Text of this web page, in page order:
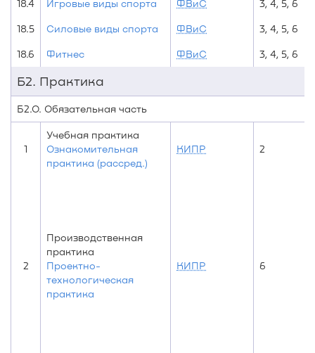
18.4 Игровые виды спорта ФВиС 3, 4, 5, 6
18.5 Силовые виды спорта ФВиС 3, 4, 5, 6
18.6 Фитнес ФВиС 3, 4, 5, 6
Б2. Практика
Б2.О. Обязательная часть
1
Учебная практика
Ознакомительная
практика (рассред.)
КИПР 2
2
Производственная
практика
Проектно-
технологическая
практика
КИПР 6